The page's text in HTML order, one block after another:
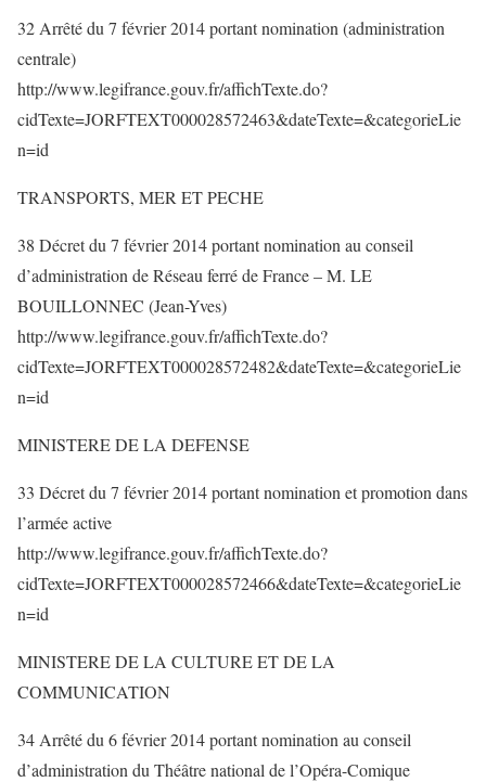
32 Arrêté du 7 février 2014 portant nomination (administration
centrale)
http://www.legifrance.gouv.fr/affichTexte.do?
cidTexte=JORFTEXT000028572463&dateTexte=&categorieLie
n=id
TRANSPORTS, MER ET PECHE
38 Décret du 7 février 2014 portant nomination au conseil
d’administration de Réseau ferré de France – M. LE
BOUILLONNEC (Jean-Yves)
http://www.legifrance.gouv.fr/affichTexte.do?
cidTexte=JORFTEXT000028572482&dateTexte=&categorieLie
n=id
MINISTERE DE LA DEFENSE
33 Décret du 7 février 2014 portant nomination et promotion dans
l’armée active
http://www.legifrance.gouv.fr/affichTexte.do?
cidTexte=JORFTEXT000028572466&dateTexte=&categorieLie
n=id
MINISTERE DE LA CULTURE ET DE LA
COMMUNICATION
34 Arrêté du 6 février 2014 portant nomination au conseil
d’administration du Théâtre national de l’Opéra-Comique